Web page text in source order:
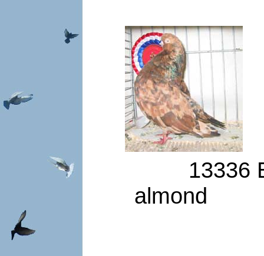
13336
almond